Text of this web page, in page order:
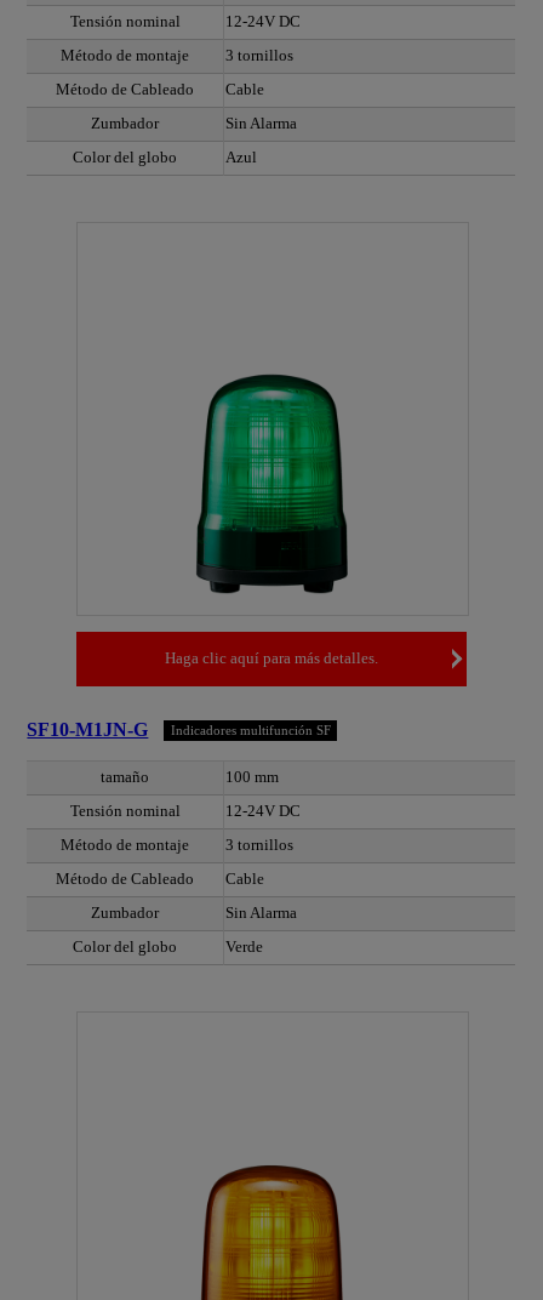
Tensión nominal
12-24V DC
Método de montaje
3 tornillos
Método de Cableado
Cable
Zumbador
Sin Alarma
Color del globo
Azul
Haga clic aquí para más detalles.
SF10-M1JN-G Indicadores multifunción SF
tamaño
100 mm
Tensión nominal
12-24V DC
Método de montaje
3 tornillos
Método de Cableado
Cable
Zumbador
Sin Alarma
Color del globo
Verde